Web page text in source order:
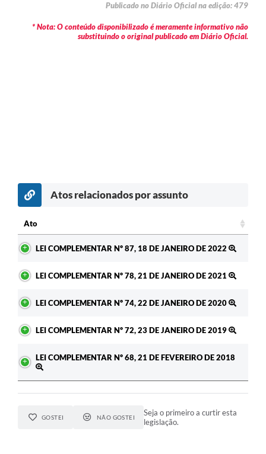
Publicado no Diário Oficial na edição: 479
* Nota: O conteúdo disponibilizado é meramente informativo não
substituindo o original publicado em Diário Oficial.
Atos relacionados por assunto
Ato
LEI COMPLEMENTAR Nº 87, 18 DE JANEIRO DE 2022
LEI COMPLEMENTAR Nº 78, 21 DE JANEIRO DE 2021
LEI COMPLEMENTAR Nº 74, 22 DE JANEIRO DE 2020
LEI COMPLEMENTAR Nº 72, 23 DE JANEIRO DE 2019
LEI COMPLEMENTAR Nº 68, 21 DE FEVEREIRO DE 2018
GOSTEI NÃO GOSTEI
Seja o primeiro a curtir esta
legislação.